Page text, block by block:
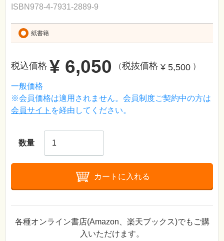
ISBN978-4-7931-2889-9
紙書籍
税込価格 ¥ 6,050 （税抜価格 ¥ 5,500 ）
一般価格
※会員価格は適用されません。会員制度ご契約中の方は
会員サイト を経由してください。
数量
カートに入れる
各種オンライン書店(Amazon、楽天ブックス)でもご購
入いただけます。